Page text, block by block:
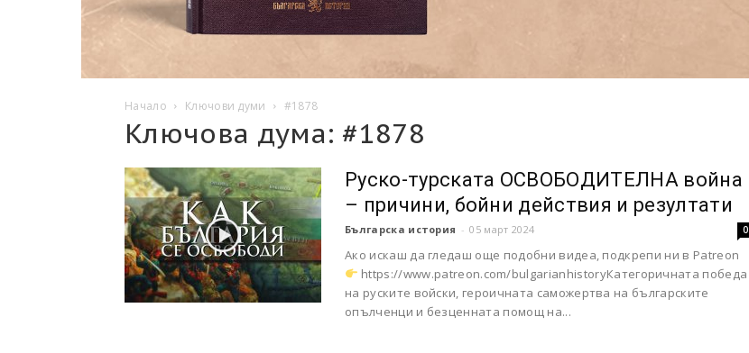
Начало Ключови думи #1878
Ключова дума: #1878
Руско-турската ОСВОБОДИТЕЛНА война
– причини, бойни действия и резултати
Българска история - 05 март 2024 0
Ако искаш да гледаш още подобни видеа, подкрепи ни в Patreon
https://www.patreon.com/bulgarianhistoryКатегоричната победа
на руските войски, героичната саможертва на българските
опълченци и безценната помощ на...